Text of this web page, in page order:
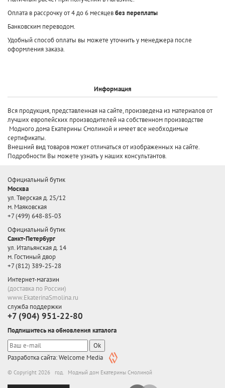
Оплата в рассрочку от 4 до 6 месяцевбез переплаты
Банковским переводом.
Удобный способ оплаты вы можете уточнить у менеджера после
оформления заказа.
Информация
Вся продукция, представленная на сайте, произведена из материалов от
лучших европейских производителей на собственном производстве
Модного дома Екатерины Смолиной и имеет все необходимые
сертификаты.
Внешний вид товаров может отличаться от изображенных на сайте.
Подробности Вы можете узнать у наших консультантов.
Официальный бутик
Москва
ул. Тверская д. 25/12
м. Маяковская
+7 (499) 648-85-03
Официальный бутик
Санкт-Петербург
ул. Итальянская д. 14
м. Гостиный двор
+7 (812) 389-25-28
Интернет-магазин
(доставка по России)
www.EkaterinaSmolina.ru
служба поддержки
+7 (904) 951-22-80
Подпишитесь на обновления каталога
Ok
Разработка сайта: Welcome Media
© Copyright 2026 год. Модный дом Екатерины Смолиной